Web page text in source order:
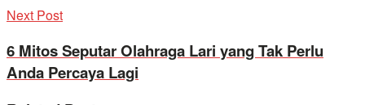
Next Post
6 Mitos Seputar Olahraga Lari yang Tak Perlu
Anda Percaya Lagi